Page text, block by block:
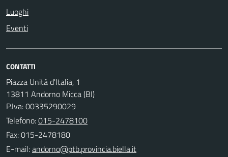
Luoghi
Eventi
CONTATTI
Piazza Unità d'Italia, 1
13811 Andorno Micca (BI)
P.Iva: 00335290029
Telefono:015-2478100
Fax: 015-2478180
E-mail: